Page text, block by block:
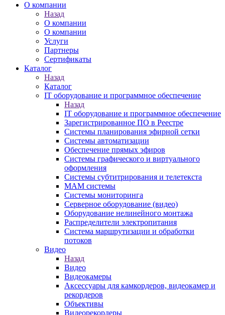
О компании
Назад
О компании
О компании
Услуги
Партнеры
Сертификаты
Каталог
Назад
Каталог
IT оборудование и программное обеспечение
Назад
IT оборудование и программное обеспечение
Зарегистрированное ПО в Реестре
Системы планирования эфирной сетки
Системы автоматизации
Обеспечение прямых эфиров
Системы графического и виртуального
оформления
Системы субтитрирования и телетекста
MAM системы
Системы мониторинга
Серверное оборудование (видео)
Оборудование нелинейного монтажа
Распределители электропитания
Система маршрутизации и обработки
потоков
Видео
Назад
Видео
Видеокамеры
Аксессуары для камкордеров, видеокамер и
рекордеров
Объективы
Видеорекордеры